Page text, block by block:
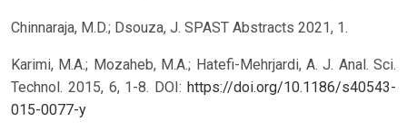
Chinnaraja, M.D.; Dsouza, J. SPAST Abstracts 2021, 1.
Karimi, M.A.; Mozaheb, M.A.; Hatefi-Mehrjardi, A. J. Anal. Sci.
Technol. 2015, 6, 1-8. DOI: https://doi.org/10.1186/s40543-
015-0077-y